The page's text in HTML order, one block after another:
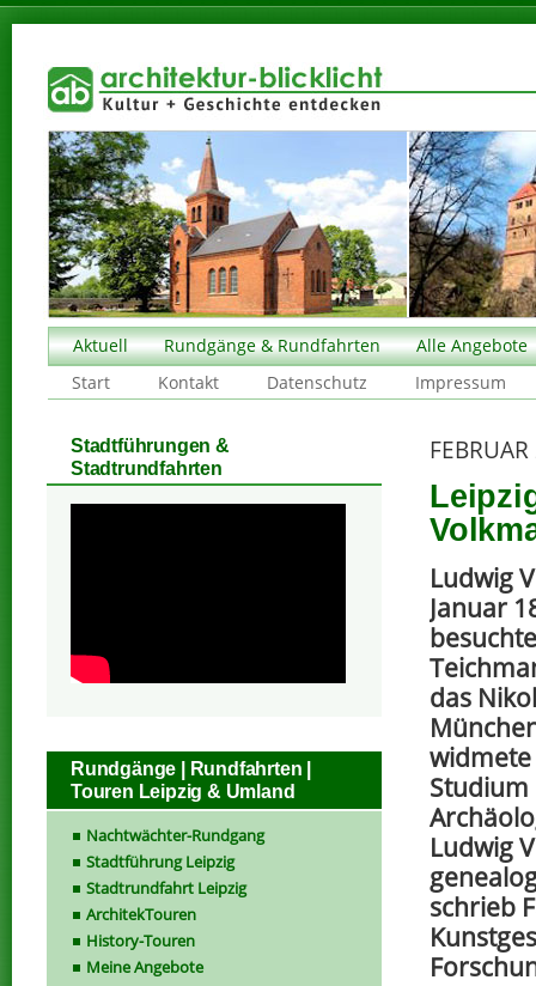
Aktuell Rundgänge & Rundfahrten
Alle Angebote
Start
Kontakt Datenschutz Impressum
Ludwig
Januar
das
Studium
Ludwig
schrieb
Stadtführungen &
Stadtrundfahrten
Rundgänge | Rundfahrten |
Touren Leipzig & Umland
Nachtwächter-Rundgang
Stadtführung Leipzig
Stadtrundfahrt Leipzig
ArchitekTouren
History-Touren
Meine Angebote